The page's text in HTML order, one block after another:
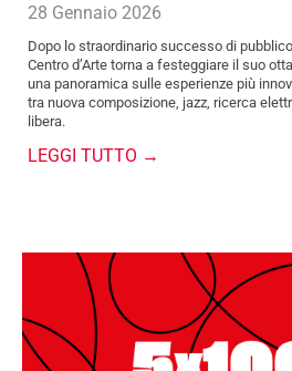
28 Gennaio 2026
Dopo lo straordinario successo di
Centro d’Arte torna a festeggiare il suo
una panoramica sulle esperienze più
tra nuova composizione, jazz, ricerca
libera.
LEGGI TUTTO →